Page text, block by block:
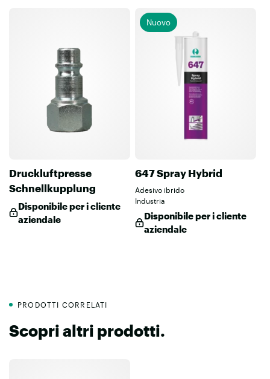
Druckluftpresse
Schnellkupplung
Disponibile per i cliente
aziendale
Nuovo
647 Spray Hybrid
Adesivo ibrido
Industria
Disponibile per i cliente
aziendale
PRODOTTI CORRELATI
Scopri altri prodotti.